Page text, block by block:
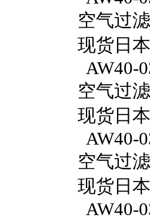
空气过
现货日
AW40-
空气过
现货日
AW40-
空气过
现货日
AW40-